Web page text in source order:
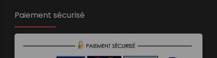
Paiement sécurisé